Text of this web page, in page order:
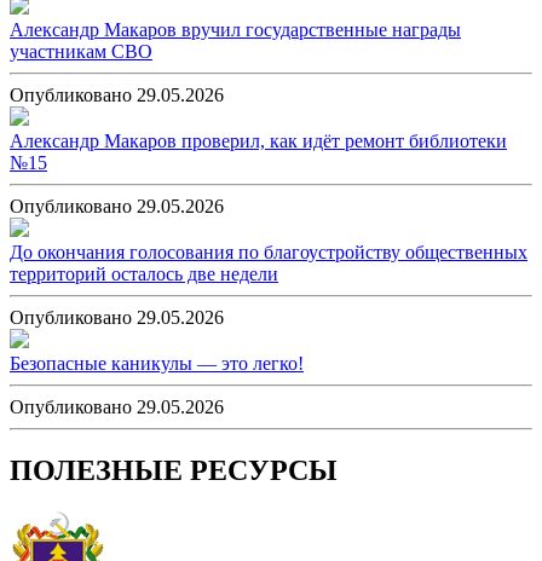
Александр Макаров вручил государственные награды
участникам СВО
Опубликовано 29.05.2026
Александр Макаров проверил, как идёт ремонт библиотеки
№15
Опубликовано 29.05.2026
До окончания голосования по благоустройству общественных
территорий осталось две недели
Опубликовано 29.05.2026
Безопасные каникулы — это легко!
Опубликовано 29.05.2026
ПОЛЕЗНЫЕ РЕСУРСЫ